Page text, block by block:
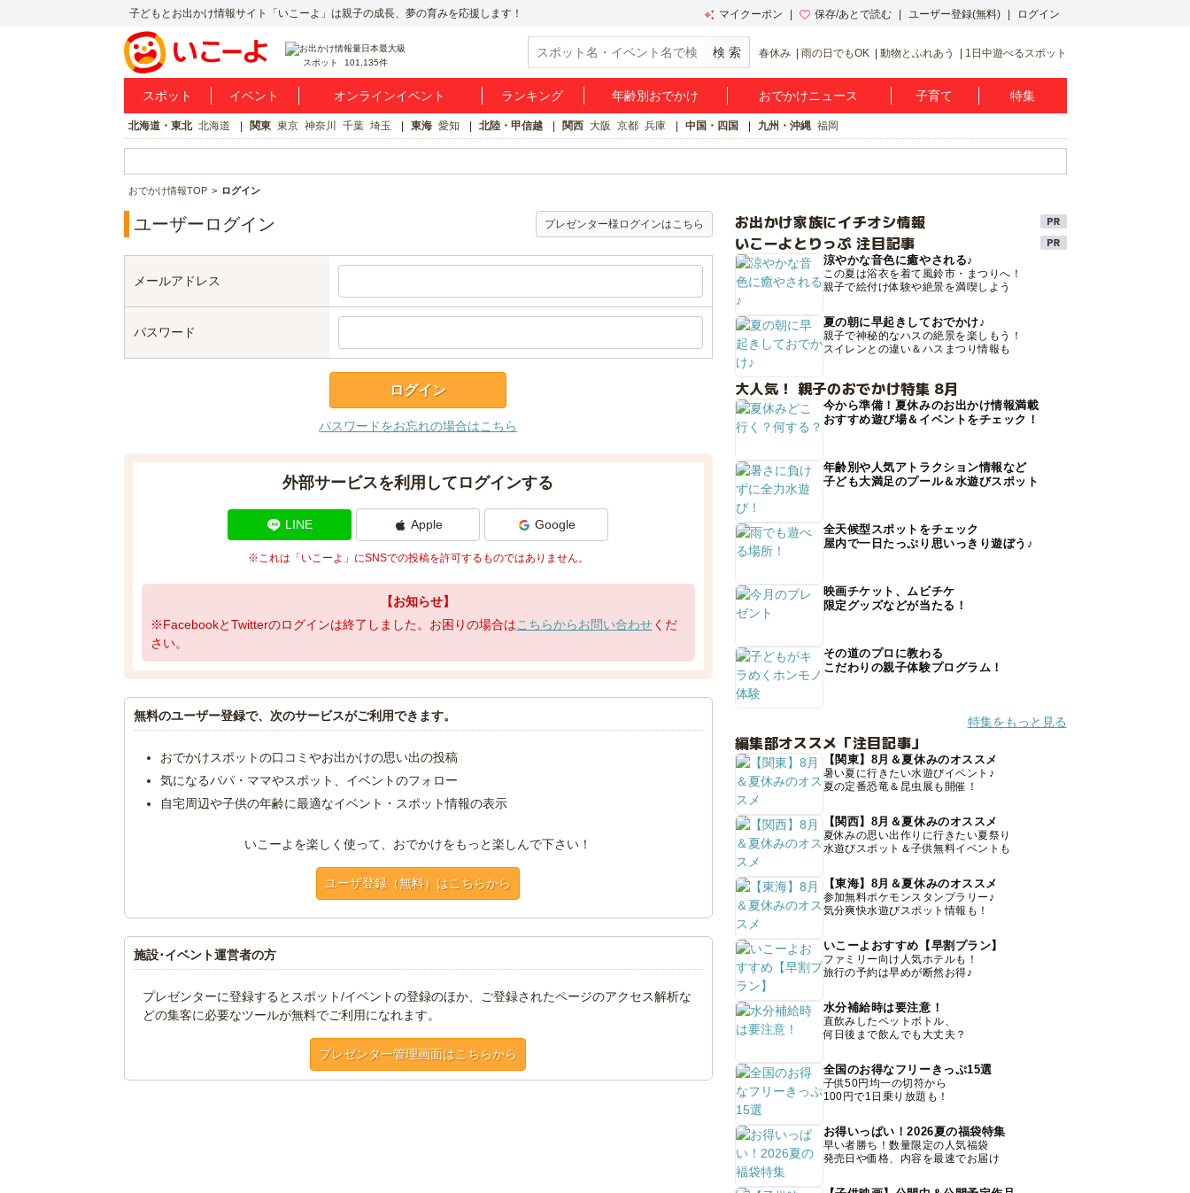
子どもとお出かけ情報サイト「いこーよ」は親子の成長、夢の育みを応援します！ マイクーポン 保存/あとで読む ユーザー登録(無料) ログイン
スポット 101,135件
春休み 雨の日でもOK 動物とふれあう 1日中遊べるスポット
スポット イベント オンラインイベント ランキング 年齢別おでかけ おでかけニュース 子育て 特集
北海道・東北 北海道 関東 東京 神奈川 千葉 埼玉 東海 愛知 北陸・甲信越 関西 大阪 京都 兵庫 中国・四国 九州・沖縄 福岡
おでかけ情報TOP ログイン
ユーザーログイン プレゼンター様ログインはこちら
メールアドレス
パスワード
パスワードをお忘れの場合はこちら
外部サービスを利用してログインする
LINE Apple Google
※これは「いこーよ」にSNSでの投稿を許可するものではありません。
【お知らせ】
※FacebookとTwitterのログインは終了しました。お困りの場合はこちらからお問い合わせくだ
さい。
無料のユーザー登録で、次のサービスがご利用できます。
おでかけスポットの口コミやお出かけの思い出の投稿
気になるパパ・ママやスポット、イベントのフォロー
自宅周辺や子供の年齢に最適なイベント・スポット情報の表示
いこーよを楽しく使って、おでかけをもっと楽しんで下さい！
ユーザ登録（無料）はこちらから
施設･イベント運営者の方
プレゼンターに登録するとスポット/イベントの登録のほか、ご登録されたページのアクセス解析な
どの集客に必要なツールが無料でご利用になれます。
プレゼンター管理画面はこちらから
お出かけ家族にイチオシ情報
いこーよとりっぷ 注目記事
涼やかな音色に癒やされる♪
この夏は浴衣を着て風鈴市・まつりへ！
親子で絵付け体験や絶景を満喫しよう
夏の朝に早起きしておでかけ♪
親子で神秘的なハスの絶景を楽しもう！
スイレンとの違い＆ハスまつり情報も
大人気！ 親子のおでかけ特集 8月
今から準備！夏休みのお出かけ情報満載
おすすめ遊び場＆イベントをチェック！
年齢別や人気アトラクション情報など
子ども大満足のプール＆水遊びスポット
全天候型スポットをチェック
屋内で一日たっぷり思いっきり遊ぼう♪
映画チケット、ムビチケ
限定グッズなどが当たる！
その道のプロに教わる
こだわりの親子体験プログラム！
特集をもっと見る
編集部オススメ「注目記事」
【関東】8月＆夏休みのオススメ
暑い夏に行きたい水遊びイベント♪
夏の定番恐竜＆昆虫展も開催！
【関西】8月＆夏休みのオススメ
夏休みの思い出作りに行きたい夏祭り
水遊びスポット＆子供無料イベントも
【東海】8月＆夏休みのオススメ
参加無料ポケモンスタンプラリー♪
気分爽快水遊びスポット情報も！
いこーよおすすめ【早割プラン】
ファミリー向け人気ホテルも！
旅行の予約は早めが断然お得♪
水分補給時は要注意！
直飲みしたペットボトル、
何日後まで飲んでも大丈夫？
全国のお得なフリーきっぷ15選
子供50円均一の切符から
100円で1日乗り放題も！
お得いっぱい！2026夏の福袋特集
早い者勝ち！数量限定の人気福袋
発売日や価格、内容を最速でお届け